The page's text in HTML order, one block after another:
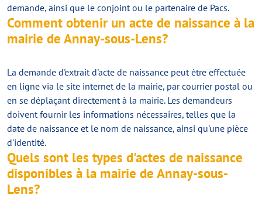
demande, ainsi que le conjoint ou le partenaire de Pacs.
Comment obtenir un acte de naissance à la
mairie de Annay-sous-Lens?
La demande d'extrait d'acte de naissance peut être effectuée
en ligne via le site internet de la mairie, par courrier postal ou
en se déplaçant directement à la mairie. Les demandeurs
doivent fournir les informations nécessaires, telles que la
date de naissance et le nom de naissance, ainsi qu'une pièce
d'identité.
Quels sont les types d'actes de naissance
disponibles à la mairie de Annay-sous-
Lens?